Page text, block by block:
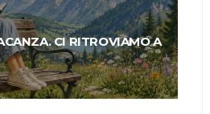
CI RITROVIAMO A